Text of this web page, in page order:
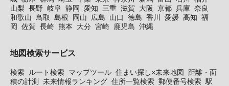
山梨 長野 岐阜 静岡 愛知 三重 滋賀 大阪 京都 兵庫 奈良
和歌山
鳥取 島根 岡山 広島 山口 徳島 香川 愛媛 高知 福
岡
佐賀 長崎 熊本 大分 宮崎 鹿児島 沖縄
地図検索サービス
検索 ルート検索 マップツール 住まい探し×未来地図
距離・面
積の計測
未来情報ランキング 住所一覧検索 郵便番号検索 駅